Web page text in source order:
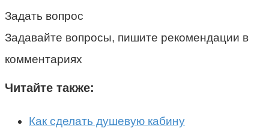
Задать вопрос
Задавайте вопросы, пишите рекомендации в
комментариях
Читайте также:
Как сделать душевую кабину